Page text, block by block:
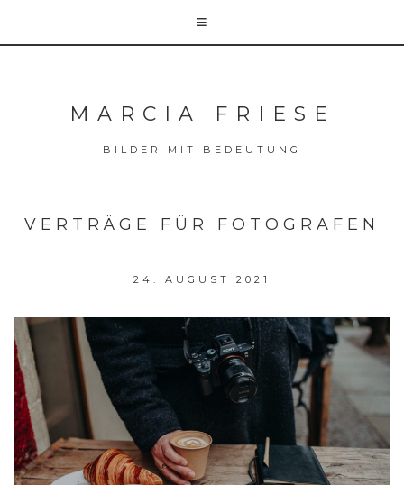
MARCIA FRIESE
BILDER MIT BEDEUTUNG
VERTRÄGE FÜR FOTOGRAFEN
24. AUGUST 2021